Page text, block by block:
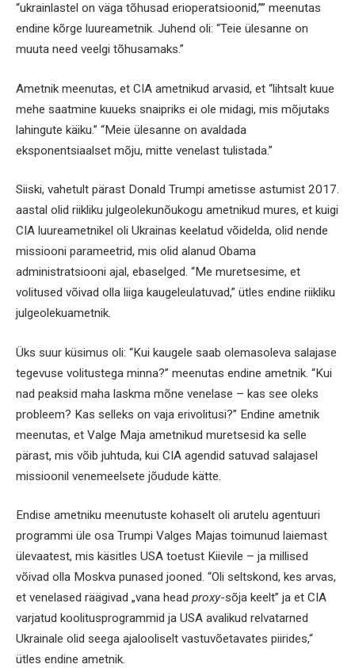
“ukrainlastel on väga tõhusad erioperatsioonid,”” meenutas
endine kõrge luureametnik. Juhend oli: “Teie ülesanne on
muuta need veelgi tõhusamaks.”
Ametnik meenutas, et CIA ametnikud arvasid, et “lihtsalt kuue
mehe saatmine kuueks snaipriks ei ole midagi, mis mõjutaks
lahingute käiku.” “Meie ülesanne on avaldada
eksponentsiaalset mõju, mitte venelast tulistada.”
Siiski, vahetult pärast Donald Trumpi ametisse astumist 2017.
aastal olid riikliku julgeolekunõukogu ametnikud mures, et kuigi
CIA luureametnikel oli Ukrainas keelatud võidelda, olid nende
missiooni parameetrid, mis olid alanud Obama
administratsiooni ajal, ebaselged. “Me muretsesime, et
volitused võivad olla liiga kaugeleulatuvad,” ütles endine riikliku
julgeolekuametnik.
Üks suur küsimus oli: “Kui kaugele saab olemasoleva salajase
tegevuse volitustega minna?” meenutas endine ametnik. “Kui
nad peaksid maha laskma mõne venelase – kas see oleks
probleem? Kas selleks on vaja erivolitusi?” Endine ametnik
meenutas, et Valge Maja ametnikud muretsesid ka selle
pärast, mis võib juhtuda, kui CIA agendid satuvad salajasel
missioonil venemeelsete jõudude kätte.
Endise ametniku meenutuste kohaselt oli arutelu agentuuri
programmi üle osa Trumpi Valges Majas toimunud laiemast
ülevaatest, mis käsitles USA toetust Kiievile – ja millised
võivad olla Moskva punased jooned. “Oli seltskond, kes arvas,
et venelased räägivad „vana head proxy-sõja keelt” ja et CIA
varjatud koolitusprogrammid ja USA avalikud relvatarned
Ukrainale olid seega ajalooliselt vastuvõetavates piirides,“
ütles endine ametnik.